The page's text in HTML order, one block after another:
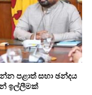
පළාත් සභා ඡන්දය
ඉල්ලීමක්